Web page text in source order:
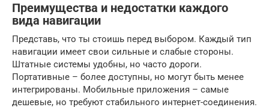
Преимущества и недостатки каждого
вида навигации
Представь, что ты стоишь перед выбором. Каждый тип
навигации имеет свои сильные и слабые стороны.
Штатные системы удобны, но часто дороги.
Портативные – более доступны, но могут быть менее
интегрированы. Мобильные приложения – самые
дешевые, но требуют стабильного интернет-соединения.